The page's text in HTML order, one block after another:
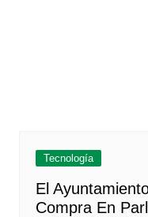
Tecnología
El
Compra En